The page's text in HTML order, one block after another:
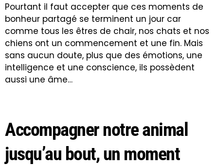
Pourtant il faut accepter que ces moments de
bonheur partagé se terminent un jour car
comme tous les êtres de chair, nos chats et nos
chiens ont un commencement et une fin. Mais
sans aucun doute, plus que des émotions, une
intelligence et une conscience, ils possèdent
aussi une âme…
Accompagner notre animal
jusqu’au bout, un moment